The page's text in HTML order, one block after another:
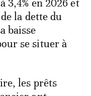
3,4% en 2026 et
la dette du
baisse
se situer à
les prêts